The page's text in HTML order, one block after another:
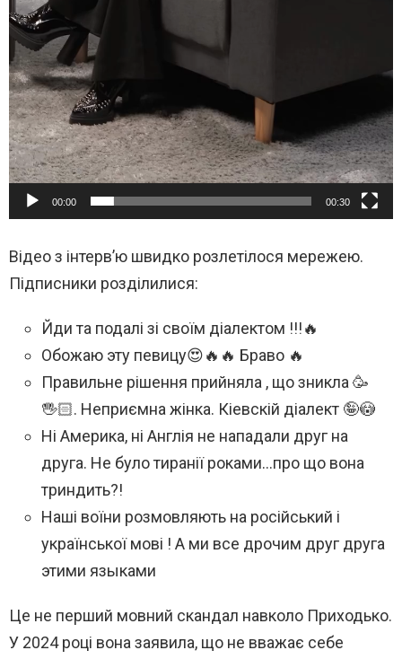
00:00 00:30
Відео з інтерв’ю швидко розлетілося мережею.
Підписники розділилися:
Йди та подалі зі своїм діалектом !!!🔥
Обожаю эту певицу😍🔥🔥 Браво 🔥
Правильне рішення прийняла , що зникла 🥳
🖐🏻. Неприємна жінка. Кіевскій діалект 🤪😳
Ні Америка, ні Англія не нападали друг на
друга. Не було тиранії роками…про що вона
триндить?!
Наші воїни розмовляють на російський і
української мові ! А ми все дрочим друг друга
этими языками
Це не перший мовний скандал навколо Приходько.
У 2024 році вона заявила, що не вважає себе